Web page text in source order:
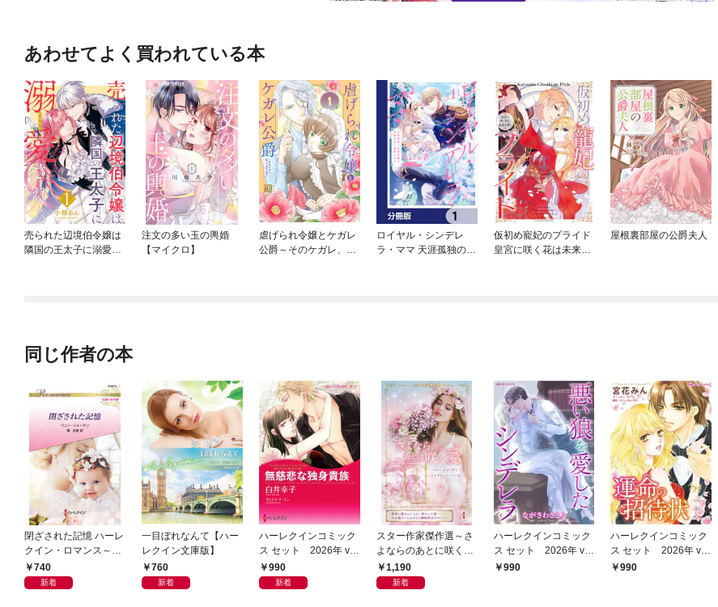
あわせてよく買われている本
売られた辺境伯令嬢は
隣国の王太子に溺愛さ
注文の多い玉の輿婚
【マイクロ】
虐げられ令嬢とケガレ
公爵～そのケガレ、払
ロイヤル・シンデレ
ラ・ママ 天涯孤独の没
仮初め寵妃のプライド
皇宮に咲く花は未来を
屋根裏部屋の公爵夫人
同じ作者の本
閉ざされた記憶 ハーレ
クイン・ロマンス～伝
説の名作選～【ハーレ
クイン・ロマンス版】
740
新着
一目ぼれなんて【ハー
レクイン文庫版】
760
新着
ハーレクインコミック
ス セット 2026年 vo
l.946
990
新着
スター作家傑作選～さ
よならのあとに咲く愛
～1,190
新着
ハーレクインコミック
ス セット 2026年 vo
l.937
990
ハーレクインコミック
ス セット 2026年 vo
l.796
990